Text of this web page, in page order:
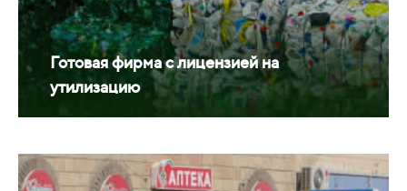
Готовая фирма с лицензией на
утилизацию